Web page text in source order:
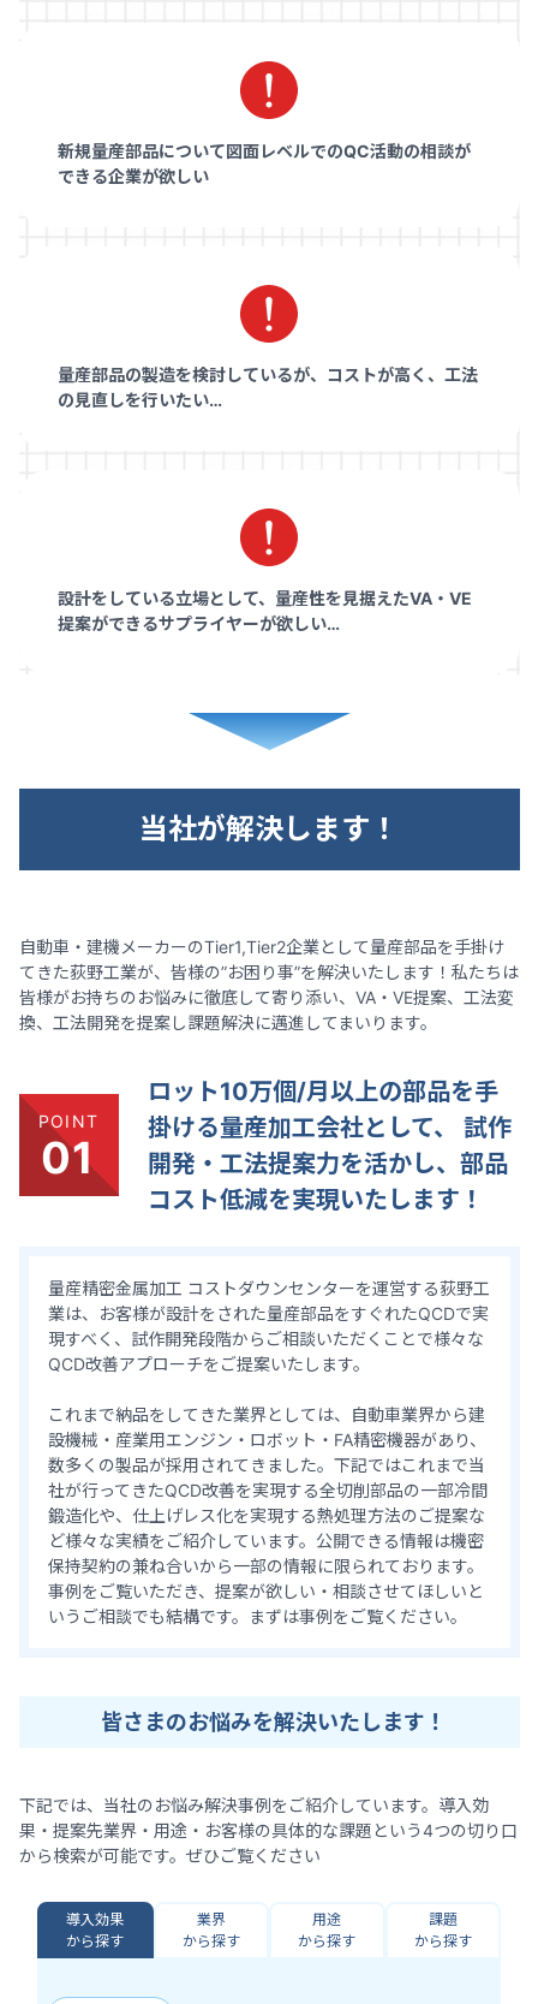
新規量産部品について図面レベルでのQC活動の相談が
できる企業が欲しい
量産部品の製造を検討しているが、コストが高く、工法
の見直しを行いたい…
設計をしている立場として、量産性を見据えたVA・VE
提案ができるサプライヤーが欲しい…
当社が解決します！
自動車・建機メーカーのTier1,Tier2企業として量産部品を手掛け
てきた荻野工業が、皆様の”お困り事”を解決いたします！私たちは
皆様がお持ちのお悩みに徹底して寄り添い、VA・VE提案、工法変
換、工法開発を提案し課題解決に邁進してまいります。
POINT
01
ロット10万個/月以上の部品を手
掛ける量産加工会社として、
試作
開発・工法提案力を活かし、部品
コスト低減を実現いたします！
量産精密金属加工 コストダウンセンターを運営する荻野工
業は、お客様が設計をされた量産部品をすぐれたQCDで実
現すべく、試作開発段階からご相談いただくことで様々な
QCD改善アプローチをご提案いたします。
これまで納品をしてきた業界としては、自動車業界から建
設機械・産業用エンジン・ロボット・FA精密機器があり、
数多くの製品が採用されてきました。下記ではこれまで当
社が行ってきたQCD改善を実現する全切削部品の一部冷間
鍛造化や、仕上げレス化を実現する熱処理方法のご提案な
ど様々な実績をご紹介しています。公開できる情報は機密
保持契約の兼ね合いから一部の情報に限られております。
事例をご覧いただき、提案が欲しい・相談させてほしいと
いうご相談でも結構です。まずは事例をご覧ください。
皆さまのお悩みを解決いたします！
下記では、当社のお悩み解決事例をご紹介しています。導入効
果・提案先業界・用途・お客様の具体的な課題という4つの切り口
から検索が可能です。ぜひご覧ください
導入効果
から探す
業界
から探す
用途
から探す
課題
から探す